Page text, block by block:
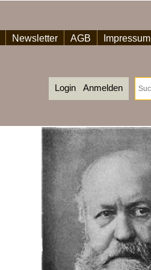
Newsletter AGB Impressum
Login Anmelden